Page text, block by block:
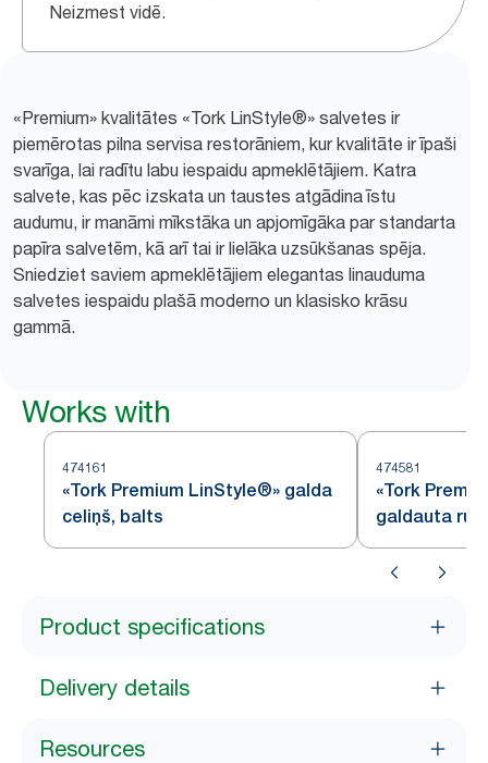
Neizmest vidē.
«Premium» kvalitātes «Tork LinStyle®» salvetes ir
piemērotas pilna servisa restorāniem, kur kvalitāte ir īpaši
svarīga, lai radītu labu iespaidu apmeklētājiem. Katra
salvete, kas pēc izskata un taustes atgādina īstu
audumu, ir manāmi mīkstāka un apjomīgāka par standarta
papīra salvetēm, kā arī tai ir lielāka uzsūkšanas spēja.
Sniedziet saviem apmeklētājiem elegantas linauduma
salvetes iespaidu plašā moderno un klasisko krāsu
gammā.
Works with
474161
«Tork Premium LinStyle®» galda
celiņš, balts
474581
«Tork
galdauta
Product specifications
Delivery details
Resources